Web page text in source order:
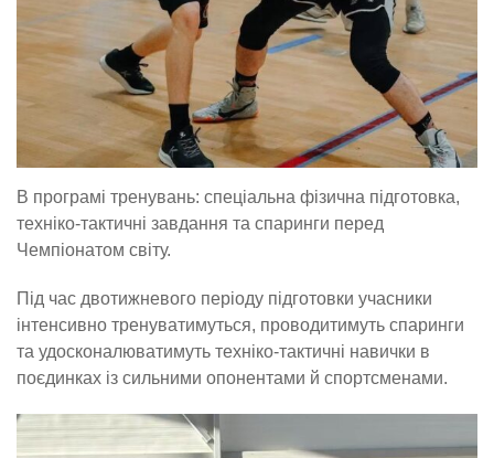
В програмі тренувань: спеціальна фізична підготовка,
техніко-тактичні завдання та спаринги перед
Чемпіонатом світу.
Під час двотижневого періоду підготовки учасники
інтенсивно тренуватимуться, проводитимуть спаринги
та удосконалюватимуть техніко-тактичні навички в
поєдинках із сильними опонентами й спортсменами.